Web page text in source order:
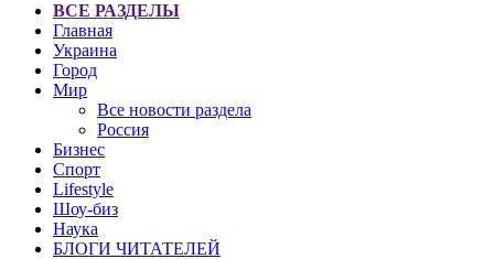
ВСЕ РАЗДЕЛЫ
Главная
Украина
Город
Мир
Все новости раздела
Россия
Бизнес
Спорт
Lifestyle
Шоу-биз
Наука
БЛОГИ ЧИТАТЕЛЕЙ